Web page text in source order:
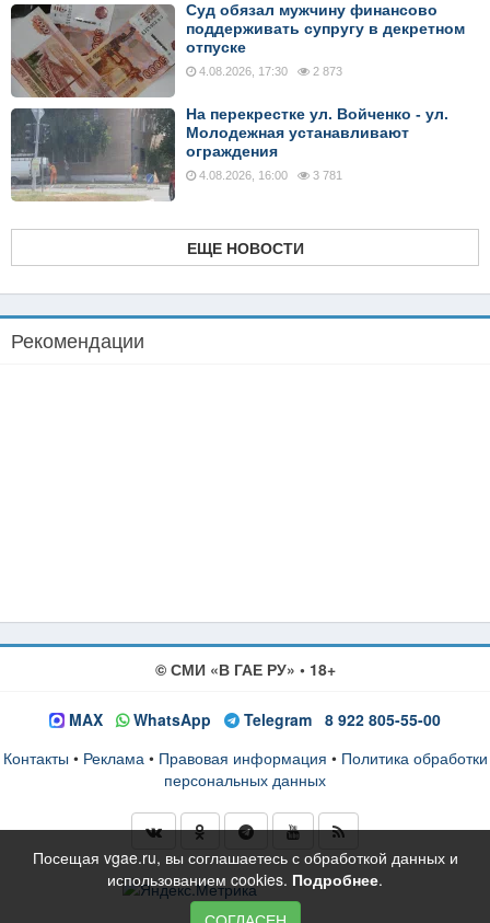
Суд обязал мужчину финансово
поддерживать супругу в декретном
отпуске
4.08.2026, 17:30 2 873
На перекрестке ул. Войченко - ул.
Молодежная устанавливают
ограждения
4.08.2026, 16:00 3 781
ЕЩЕ НОВОСТИ
Рекомендации
© СМИ «В ГАЕ РУ» • 18+
MAX WhatsApp Telegram 8 922 805-55-00
Контакты • Реклама• Правовая информация • Политика обработки
персональных данных
Посещая vgae.ru, вы соглашаетесь с обработкой данных и
использованием cookies. Подробнее.